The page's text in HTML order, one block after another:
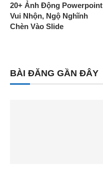
20+ Ảnh Động Powerpoint
Vui Nhộn, Ngộ Nghĩnh
Chèn Vào Slide
BÀI ĐĂNG GẦN ĐÂY